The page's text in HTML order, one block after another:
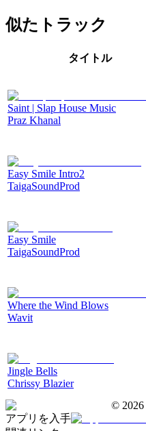
似たトラック
タイトル
Saint | Slap House Music
Praz Khanal
Easy Smile Intro2
TaigaSoundProd
Easy Smile
TaigaSoundProd
Where the Wind Blows
Wavit
Jingle Bells
Chrissy Blazier
© 2026
アプリを入手